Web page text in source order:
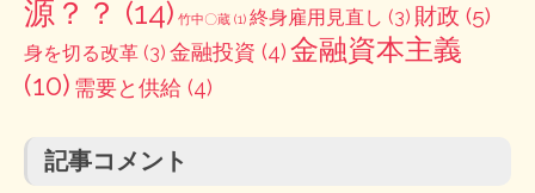
源？？ (14) 竹中〇蔵 (1) 終身雇用見直し (3) 財政 (5)
身を切る改革 (3) 金融投資 (4)金融資本主義
(10) 需要と供給 (4)
記事コメント